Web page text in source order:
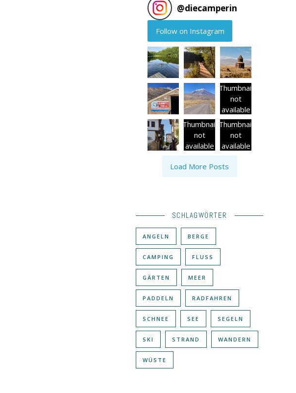
@diecamperin
Follow on Instagram
Thumbnail
not
available
Thumbnail
not
available
Thumbnail
not
available
Load More Posts
SCHLAGWÖRTER
ANGELN BERGE
CAMPING FLUSS
GÄRTEN MEER
PADDELN RADFAHREN
SCHNEE SEE SEGELN
SKI STRAND WANDERN
WÜSTE